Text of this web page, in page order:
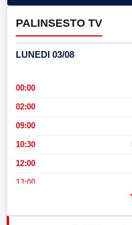
PALINSESTO TV
LUNEDI 03/08
00:00
02:00
09:00
10:30
12:00
13:00